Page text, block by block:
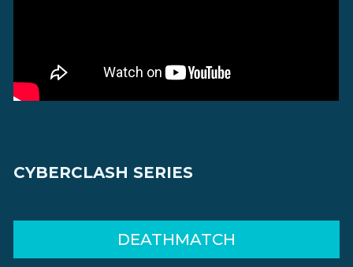
CYBERCLASH SERIES
DEATHMATCH